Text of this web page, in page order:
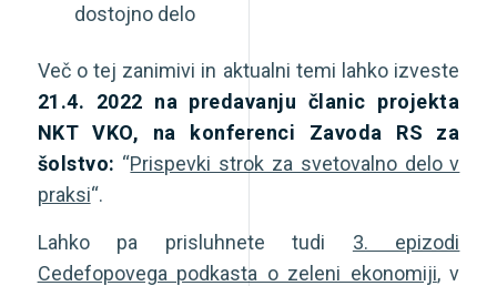
dostojno delo
Več o tej zanimivi in aktualni temi lahko izveste
21.4. 2022 na predavanju članic projekta
NKT VKO, na konferenci Zavoda RS za
šolstvo: “Prispevki strok za svetovalno delo v
praksi“.
Lahko pa prisluhnete tudi 3. epizodi
Cedefopovega podkasta o zeleni ekonomiji, v